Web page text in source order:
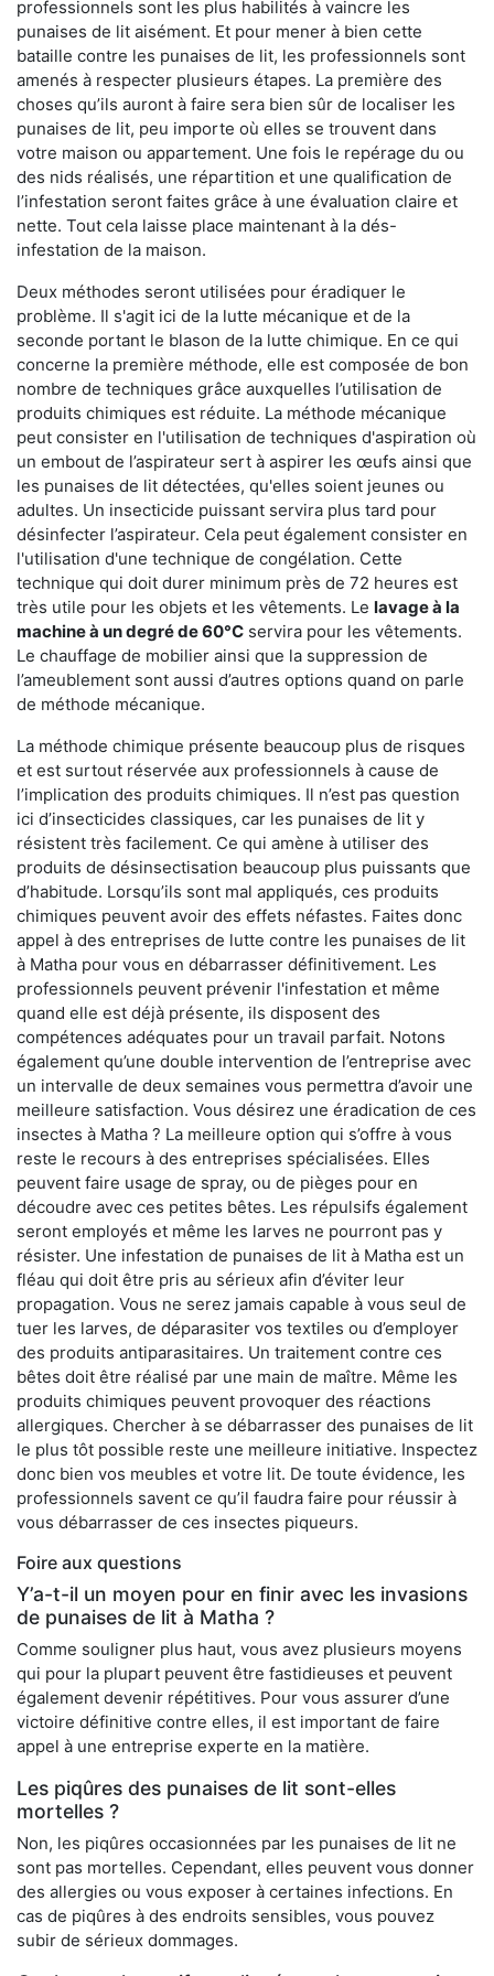
professionnels sont les plus habilités à vaincre les
punaises de lit aisément. Et pour mener à bien cette
bataille contre les punaises de lit, les professionnels sont
amenés à respecter plusieurs étapes. La première des
choses qu’ils auront à faire sera bien sûr de localiser les
punaises de lit, peu importe où elles se trouvent dans
votre maison ou appartement. Une fois le repérage du ou
des nids réalisés, une répartition et une qualification de
l’infestation seront faites grâce à une évaluation claire et
nette. Tout cela laisse place maintenant à la dés-
infestation de la maison.
Deux méthodes seront utilisées pour éradiquer le
problème. Il s'agit ici de la lutte mécanique et de la
seconde portant le blason de la lutte chimique. En ce qui
concerne la première méthode, elle est composée de bon
nombre de techniques grâce auxquelles l’utilisation de
produits chimiques est réduite. La méthode mécanique
peut consister en l'utilisation de techniques d'aspiration où
un embout de l’aspirateur sert à aspirer les œufs ainsi que
les punaises de lit détectées, qu'elles soient jeunes ou
adultes. Un insecticide puissant servira plus tard pour
désinfecter l’aspirateur. Cela peut également consister en
l'utilisation d'une technique de congélation. Cette
technique qui doit durer minimum près de 72 heures est
très utile pour les objets et les vêtements. Le lavage à la
machine à un degré de 60°C servira pour les vêtements.
Le chauffage de mobilier ainsi que la suppression de
l’ameublement sont aussi d’autres options quand on parle
de méthode mécanique.
La méthode chimique présente beaucoup plus de risques
et est surtout réservée aux professionnels à cause de
l’implication des produits chimiques. Il n’est pas question
ici d’insecticides classiques, car les punaises de lit y
résistent très facilement. Ce qui amène à utiliser des
produits de désinsectisation beaucoup plus puissants que
d’habitude. Lorsqu’ils sont mal appliqués, ces produits
chimiques peuvent avoir des effets néfastes. Faites donc
appel à des entreprises de lutte contre les punaises de lit
à Matha pour vous en débarrasser définitivement. Les
professionnels peuvent prévenir l'infestation et même
quand elle est déjà présente, ils disposent des
compétences adéquates pour un travail parfait. Notons
également qu’une double intervention de l’entreprise avec
un intervalle de deux semaines vous permettra d’avoir une
meilleure satisfaction. Vous désirez une éradication de ces
insectes à Matha ? La meilleure option qui s’offre à vous
reste le recours à des entreprises spécialisées. Elles
peuvent faire usage de spray, ou de pièges pour en
découdre avec ces petites bêtes. Les répulsifs également
seront employés et même les larves ne pourront pas y
résister. Une infestation de punaises de lit à Matha est un
fléau qui doit être pris au sérieux afin d’éviter leur
propagation. Vous ne serez jamais capable à vous seul de
tuer les larves, de déparasiter vos textiles ou d’employer
des produits antiparasitaires. Un traitement contre ces
bêtes doit être réalisé par une main de maître. Même les
produits chimiques peuvent provoquer des réactions
allergiques. Chercher à se débarrasser des punaises de lit
le plus tôt possible reste une meilleure initiative. Inspectez
donc bien vos meubles et votre lit. De toute évidence, les
professionnels savent ce qu’il faudra faire pour réussir à
vous débarrasser de ces insectes piqueurs.
Foire aux questions
Y’a-t-il un moyen pour en finir avec les invasions
de punaises de lit à Matha ?
Comme souligner plus haut, vous avez plusieurs moyens
qui pour la plupart peuvent être fastidieuses et peuvent
également devenir répétitives. Pour vous assurer d’une
victoire définitive contre elles, il est important de faire
appel à une entreprise experte en la matière.
Les piqûres des punaises de lit sont-elles
mortelles ?
Non, les piqûres occasionnées par les punaises de lit ne
sont pas mortelles. Cependant, elles peuvent vous donner
des allergies ou vous exposer à certaines infections. En
cas de piqûres à des endroits sensibles, vous pouvez
subir de sérieux dommages.